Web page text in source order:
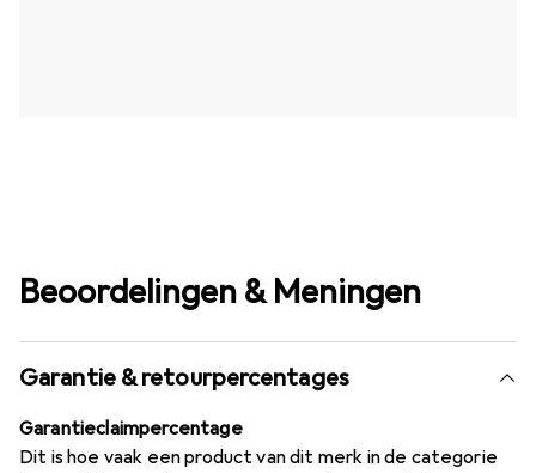
Beoordelingen & Meningen
Garantie & retourpercentages
Garantieclaimpercentage
Dit is hoe vaak een product van dit merk in de categorie